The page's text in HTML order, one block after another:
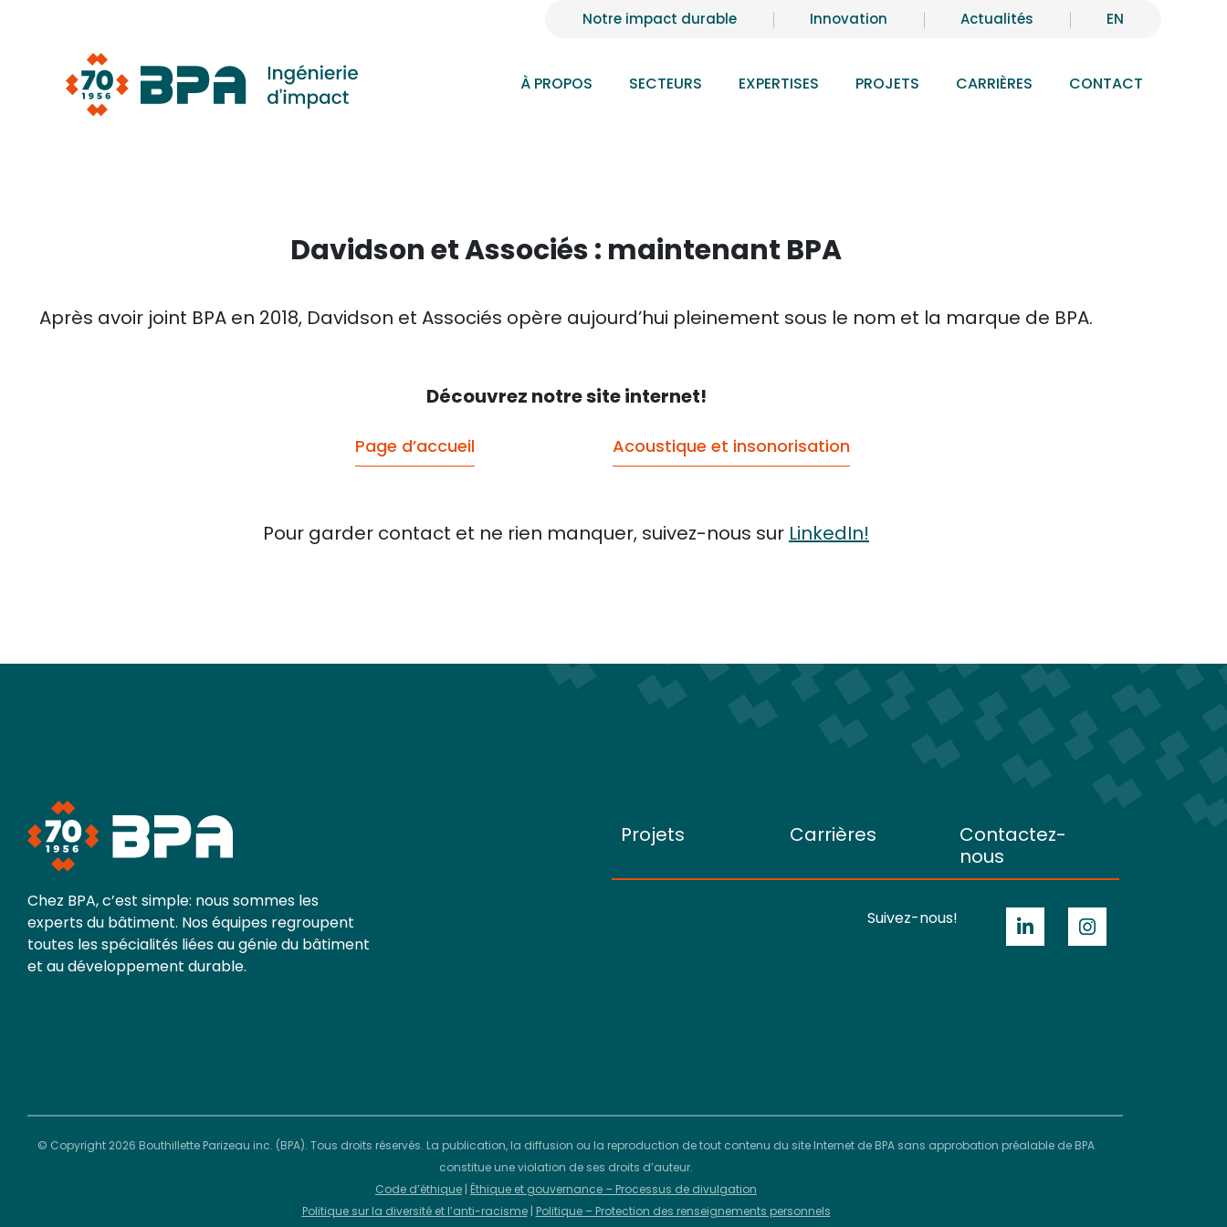
Notre impact durable Innovation Actualités EN
À PROPOS SECTEURS EXPERTISES PROJETS CARRIÈRES CONTACT
Davidson et Associés : maintenant BPA
Après avoir joint BPA en 2018, Davidson et Associés opère aujourd’hui pleinement sous le nom et la marque de BPA.
Découvrez notre site internet!
Page d’accueil Acoustique et insonorisation
Pour garder contact et ne rien manquer, suivez-nous sur LinkedIn!
Chez BPA, c’est simple: nous sommes les
experts du bâtiment. Nos équipes regroupent
toutes les spécialités liées au génie du bâtiment
et au développement durable.
Projets Carrières
Contactez-
nous
Suivez-nous!
© Copyright 2026 Bouthillette Parizeau inc. (BPA). Tous droits réservés. La publication, la diffusion ou la reproduction de tout contenu du site Internet de BPA sans approbation préalable de BPA
constitue une violation de ses droits d’auteur.
Code d’éthique | Éthique et gouvernance – Processus de divulgation
Politique sur la diversité et l’anti-racisme| Politique – Protection des renseignements personnels